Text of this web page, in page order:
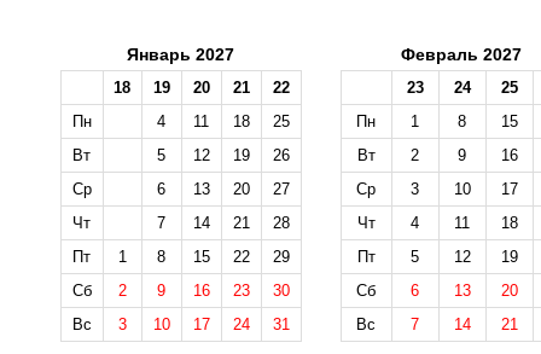
Январь 2027
18 19 20 21
22
Пн
4 11 18
25
Вт
5 12 19
26
Ср
6 13 20
27
Чт
7 14 21
28
Пт
1 8 15 22
29
Сб
2 9 16 23
30
Вс
3 10 17 24 31
Февраль 2027
23 24
25
Пн
1 8
15
Вт
2 9
16
Ср
3 10
17
Чт
4 11
18
Пт
5 12
19
Сб
6 13
20
Вс
7 14 21